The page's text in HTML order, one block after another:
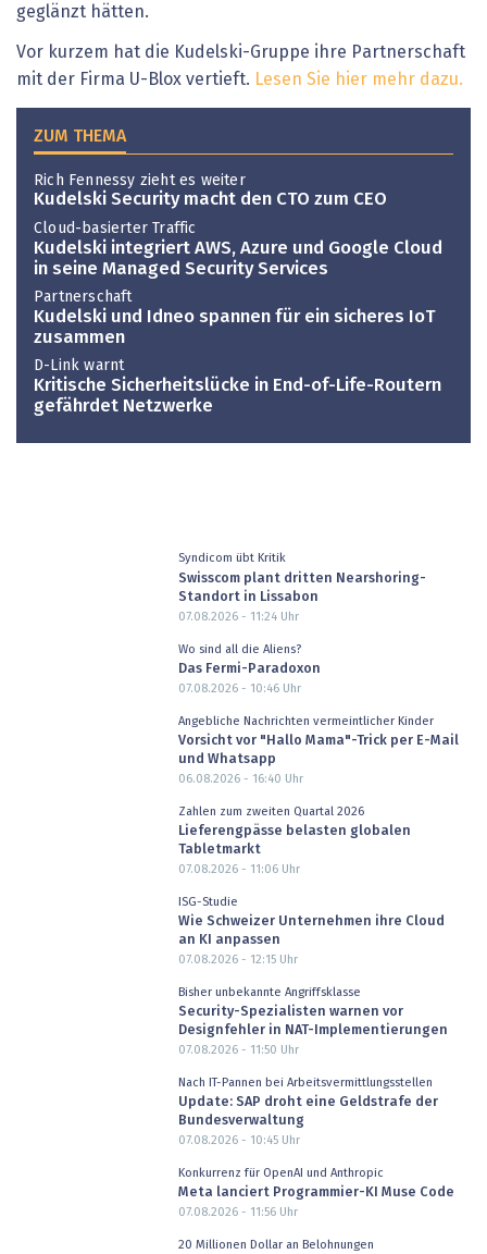
geglänzt hätten.
Vor kurzem hat die Kudelski-Gruppe ihre Partnerschaft
mit der Firma U-Blox vertieft. Lesen Sie hier mehr dazu.
ZUM THEMA
Rich Fennessy zieht es weiter
Kudelski Security macht den CTO zum CEO
Cloud-basierter Traffic
Kudelski integriert AWS, Azure und Google Cloud
in seine Managed Security Services
Partnerschaft
Kudelski und Idneo spannen für ein sicheres IoT
zusammen
D-Link warnt
Kritische Sicherheitslücke in End-of-Life-Routern
gefährdet Netzwerke
Syndicom übt Kritik
Swisscom plant dritten Nearshoring-
Standort in Lissabon
07.08.2026 - 11:24Uhr
Wo sind all die Aliens?
Das Fermi-Paradoxon
07.08.2026 - 10:46Uhr
Angebliche Nachrichten vermeintlicher Kinder
Vorsicht vor "Hallo Mama"-Trick per E-Mail
und Whatsapp
06.08.2026 - 16:40 Uhr
Zahlen zum zweiten Quartal 2026
Lieferengpässe belasten globalen
Tabletmarkt
07.08.2026 - 11:06Uhr
ISG-Studie
Wie Schweizer Unternehmen ihre Cloud
an KI anpassen
07.08.2026 - 12:15Uhr
Bisher unbekannte Angriffsklasse
Security-Spezialisten warnen vor
Designfehler in NAT-Implementierungen
07.08.2026 - 11:50 Uhr
Nach IT-Pannen bei Arbeitsvermittlungsstellen
Update: SAP droht eine Geldstrafe der
Bundesverwaltung
07.08.2026 - 10:45Uhr
Konkurrenz für OpenAI und Anthropic
Meta lanciert Programmier-KI Muse Code
07.08.2026 - 11:56Uhr
20 Millionen Dollar an Belohnungen